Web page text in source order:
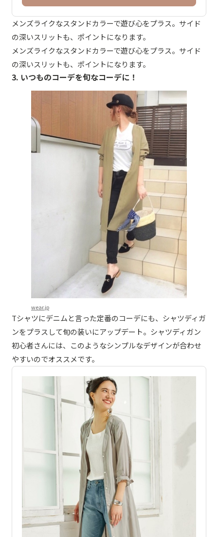
メンズライクなスタンドカラーで遊び心をプラス。サイド
の深いスリットも、ポイントになります。
メンズライクなスタンドカラーで遊び心をプラス。サイド
の深いスリットも、ポイントになります。
3. いつものコーデを旬なコーデに！
wear.jp
Tシャツにデニムと言った定番のコーデにも、シャツディガ
ンをプラスして旬の装いにアップデート。シャツディガン
初心者さんには、このようなシンプルなデザインが合わせ
やすいのでオススメです。